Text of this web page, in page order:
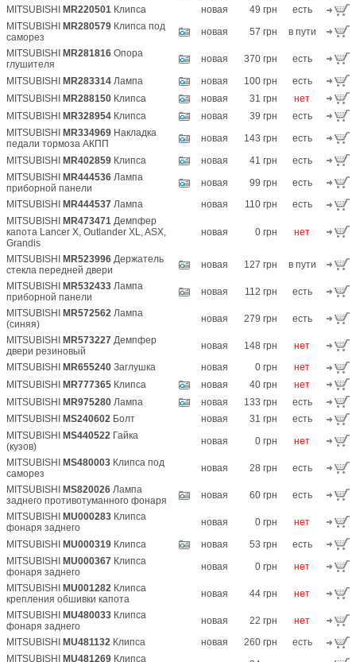
MITSUBISHI
MR220501 Клипса новая 49 грн
есть
MITSUBISHI
MR280579 Клипса под
саморез
новая 57 грн
в пути
MITSUBISHI
MR281816 Опора
глушителя
новая 370 грн
есть
MITSUBISHI
MR283314 Лампа новая 100 грн
есть
MITSUBISHI
MR288150 Клипса новая 31 грн
нет
MITSUBISHI
MR328954 Клипса новая 39 грн
есть
MITSUBISHI
MR334969 Накладка
педали тормоза АКПП
новая 143 грн
есть
MITSUBISHI
MR402859 Клипса новая 41 грн
есть
MITSUBISHI
MR444536 Лампа
приборной панели
новая 99 грн
есть
MITSUBISHI
MR444537 Лампа новая 110 грн
есть
MITSUBISHI
MR473471 Демпфер
капота Lancer X, Outlander XL, ASX,
Grandis
новая 0 грн нет
MITSUBISHI MR523996 Держатель
стекла передней двери
новая 127 грн
в пути
MITSUBISHI
MR532433 Лампа
приборной панели
новая 112 грн
есть
MITSUBISHI
MR572562 Лампа
(синяя)
новая 279 грн
есть
MITSUBISHI
MR573227 Демпфер
двери резиновый
новая 148 грн
нет
MITSUBISHI
MR655240 Заглушка новая 0 грн
нет
MITSUBISHI
MR777365 Клипса новая 40 грн
нет
MITSUBISHI
MR975280 Лампа новая 133 грн
есть
MITSUBISHI
MS240602 Болт новая 31 грн
есть
MITSUBISHI
MS440522 Гайка
(кузов)
новая 0 грн
нет
MITSUBISHI
MS480003 Клипса под
саморез
новая 28 грн
есть
MITSUBISHI
MS820026 Лампа
заднего противотуманного фонаря
новая 60 грн
есть
MITSUBISHI
MU000283 Клипса
фонаря заднего
новая 0 грн
нет
MITSUBISHI
MU000319 Клипса новая 53 грн
есть
MITSUBISHI
MU000367 Клипса
фонаря заднего
новая 0 грн
нет
MITSUBISHI
MU001282 Клипса
крепления обшивки капота
новая 44 грн
нет
MITSUBISHI
MU480033 Клипса
фонаря заднего
новая 22 грн
нет
MITSUBISHI
MU481132 Клипса новая 260 грн
есть
MITSUBISHI
MU481269 Клипса